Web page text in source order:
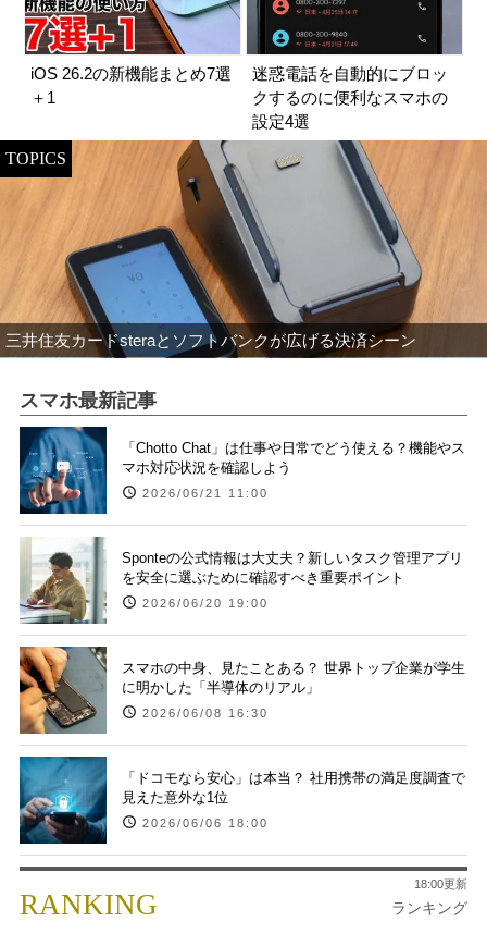
iOS 26.2の新機能まとめ7選
＋1
迷惑電話を自動的にブロッ
クするのに便利なスマホの
設定4選
TOPICS
三井住友カードsteraとソフトバンクが広げる決済シーン
スマホ最新記事
「Chotto Chat」は仕事や日常でどう使える？機能やス
マホ対応状況を確認しよう
2026/06/21 11:00
Sponteの公式情報は大丈夫？新しいタスク管理アプリ
を安全に選ぶために確認すべき重要ポイント
2026/06/20 19:00
スマホの中身、見たことある？ 世界トップ企業が学生
に明かした「半導体のリアル」
2026/06/08 16:30
「ドコモなら安心」は本当？ 社用携帯の満足度調査で
見えた意外な1位
2026/06/06 18:00
RANKING ランキング
18:00更新